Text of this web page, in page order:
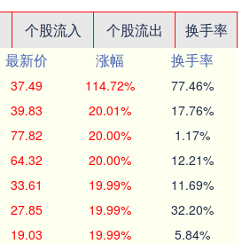
个股流入 个股流出
换手率
最新价 涨幅
换手率
37.49 114.72% 77.46%
39.83 20.01% 17.76%
77.82 20.00% 1.17%
64.32 20.00% 12.21%
33.61 19.99% 11.69%
27.85 19.99% 32.20%
19.03 19.99% 5.84%